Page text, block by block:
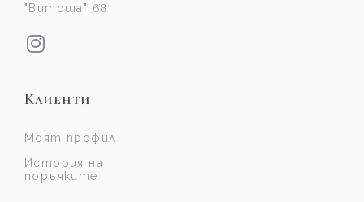
"Витоша" 68
Клиенти
Моят профил
История на
поръчките